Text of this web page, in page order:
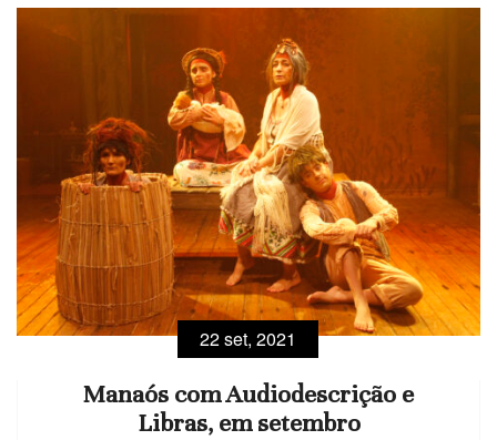
22 set, 2021
Manaós com Audiodescrição e
Libras, em setembro